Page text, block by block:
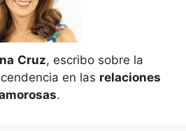
Cruz, escribo sobre la
en las relaciones
.